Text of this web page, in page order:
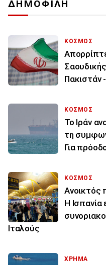
ΔΗΜΟΦΙΛΗ
ΚΟΣΜΟΣ
Πακιστάν
ΚΟΣΜΟΣ
Το Ιράν
τη
Για
ΚΟΣΜΟΣ
Ανοικτός
Η
Ιταλούς
ΧΡΗΜΑ